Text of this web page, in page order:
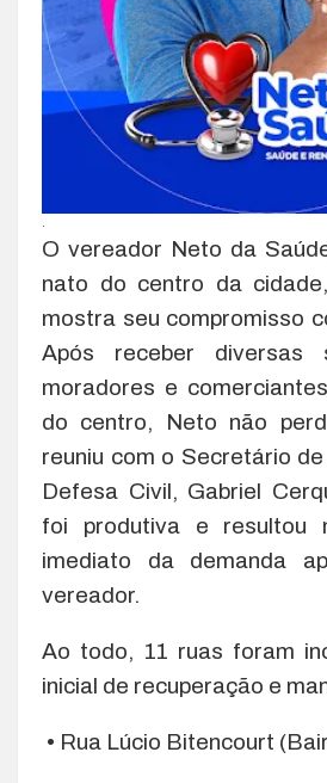
O vereador Neto da
nato do centro da
mostra seu compromisso
Após receber diversas
moradores e
do centro, Neto não
reuniu com o Secretário
Defesa Civil, Gabriel
foi produtiva e resultou
imediato da demanda
vereador.
Ao todo, 11 ruas foram
inicial de recuperação e
• Rua Lúcio Bitencourt